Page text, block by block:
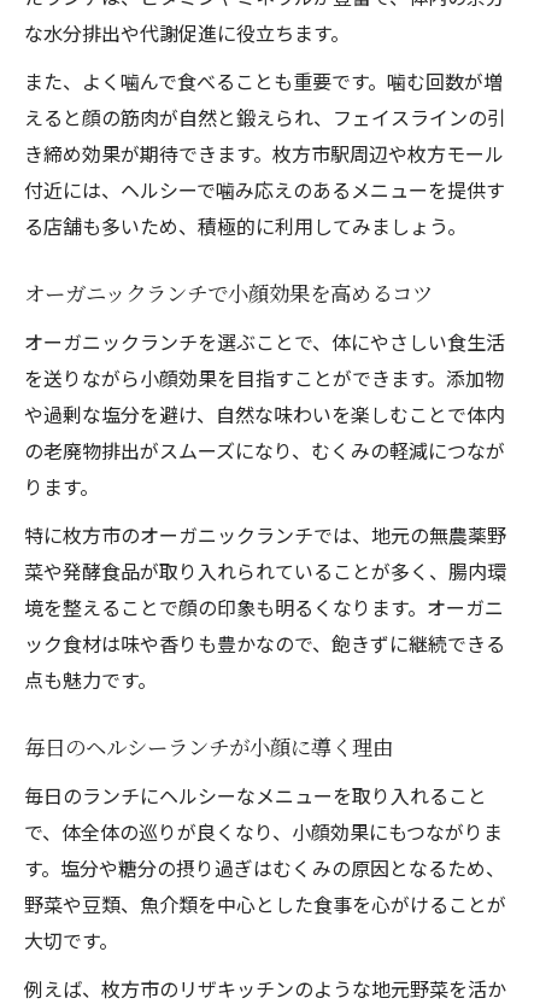
な水分排出や代謝促進に役立ちます。
また、よく噛んで食べることも重要です。噛む回数が増
えると顔の筋肉が自然と鍛えられ、フェイスラインの引
き締め効果が期待できます。枚方市駅周辺や枚方モール
付近には、ヘルシーで噛み応えのあるメニューを提供す
る店舗も多いため、積極的に利用してみましょう。
オーガニックランチで小顔効果を高めるコツ
オーガニックランチを選ぶことで、体にやさしい食生活
を送りながら小顔効果を目指すことができます。添加物
や過剰な塩分を避け、自然な味わいを楽しむことで体内
の老廃物排出がスムーズになり、むくみの軽減につなが
ります。
特に枚方市のオーガニックランチでは、地元の無農薬野
菜や発酵食品が取り入れられていることが多く、腸内環
境を整えることで顔の印象も明るくなります。オーガニ
ック食材は味や香りも豊かなので、飽きずに継続できる
点も魅力です。
毎日のヘルシーランチが小顔に導く理由
毎日のランチにヘルシーなメニューを取り入れること
で、体全体の巡りが良くなり、小顔効果にもつながりま
す。塩分や糖分の摂り過ぎはむくみの原因となるため、
野菜や豆類、魚介類を中心とした食事を心がけることが
大切です。
例えば、枚方市のリザキッチンのような地元野菜を活か